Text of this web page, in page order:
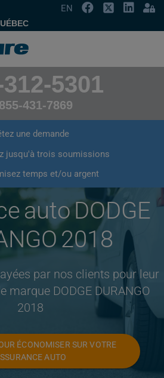
EN
5301
431-7869
une demande
jusqu'à trois soumissions
temps et/ou argent
auto DODGE
2018
par nos clients pour leur
marque DODGE DURANGO
2018
ÉCONOMISER SUR VOTRE
AUTO